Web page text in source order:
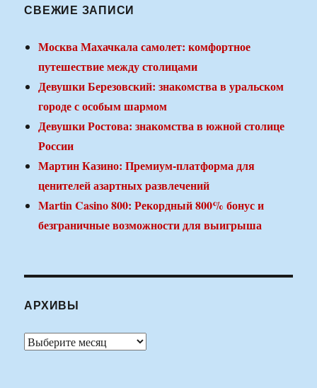
СВЕЖИЕ ЗАПИСИ
Москва Махачкала самолет: комфортное
путешествие между столицами
Девушки Березовский: знакомства в уральском
городе с особым шармом
Девушки Ростова: знакомства в южной столице
России
Мартин Казино: Премиум-платформа для
ценителей азартных развлечений
Martin Casino 800: Рекордный 800% бонус и
безграничные возможности для выигрыша
АРХИВЫ
Архивы